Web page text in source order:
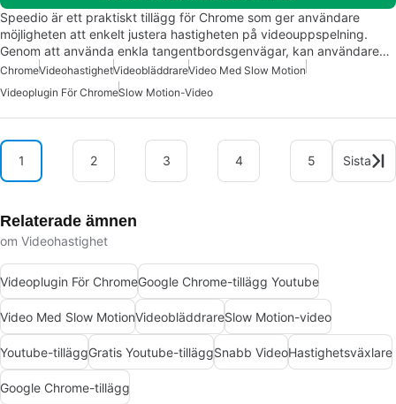
Speedio är ett praktiskt tillägg för Chrome som ger användare
möjligheten att enkelt justera hastigheten på videouppspelning.
Genom att använda enkla tangentbordsgenvägar, kan användare…
ChromeVideohastighetVideobläddrareVideo Med Slow Motion
Videoplugin För ChromeSlow Motion-Video
1 2 3 4 5 Sista
Relaterade ämnen
om Videohastighet
Videoplugin För ChromeGoogle Chrome-tillägg Youtube
Video Med Slow MotionVideobläddrareSlow Motion-video
Youtube-tilläggGratis Youtube-tilläggSnabb VideoHastighetsväxlare
Google Chrome-tillägg